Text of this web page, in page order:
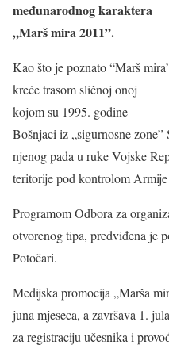
međunarodnog karaktera
„Marš mira 2011”.
Kao što je poznato “Marš
kreće trasom sličnoj onoj
kojom su 1995. godine
Bošnjaci iz „sigurnosne
njenog pada u ruke Vojske
teritorije pod kontrolom
Programom Odbora za
otvorenog tipa, predviđena je
Potočari.
Medijska promocija „Marša
juna mjeseca, a završava 1.
za registraciju učesnika i